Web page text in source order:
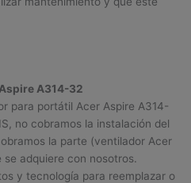
A314-32
para portátil Acer Aspire A314-
no cobramos la instalación del
la parte (ventilador Acer
adquiere con nosotros.
y tecnología para reemplazar o